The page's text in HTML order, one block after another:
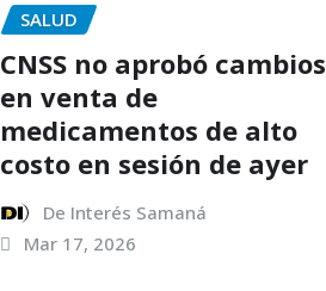
SALUD
CNSS no aprobó cambios
en venta de
medicamentos de alto
costo en sesión de ayer
De Interés Samaná
Mar 17, 2026